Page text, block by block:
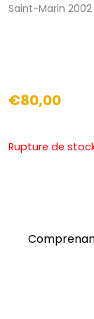
Saint-Marin 2002
€80,00
Rupture de